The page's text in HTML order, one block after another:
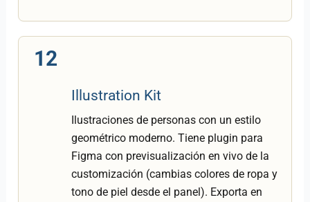
12
Illustration Kit
Ilustraciones de personas con un estilo
geométrico moderno. Tiene plugin para
Figma con previsualización en vivo de la
customización (cambias colores de ropa y
tono de piel desde el panel). Exporta en